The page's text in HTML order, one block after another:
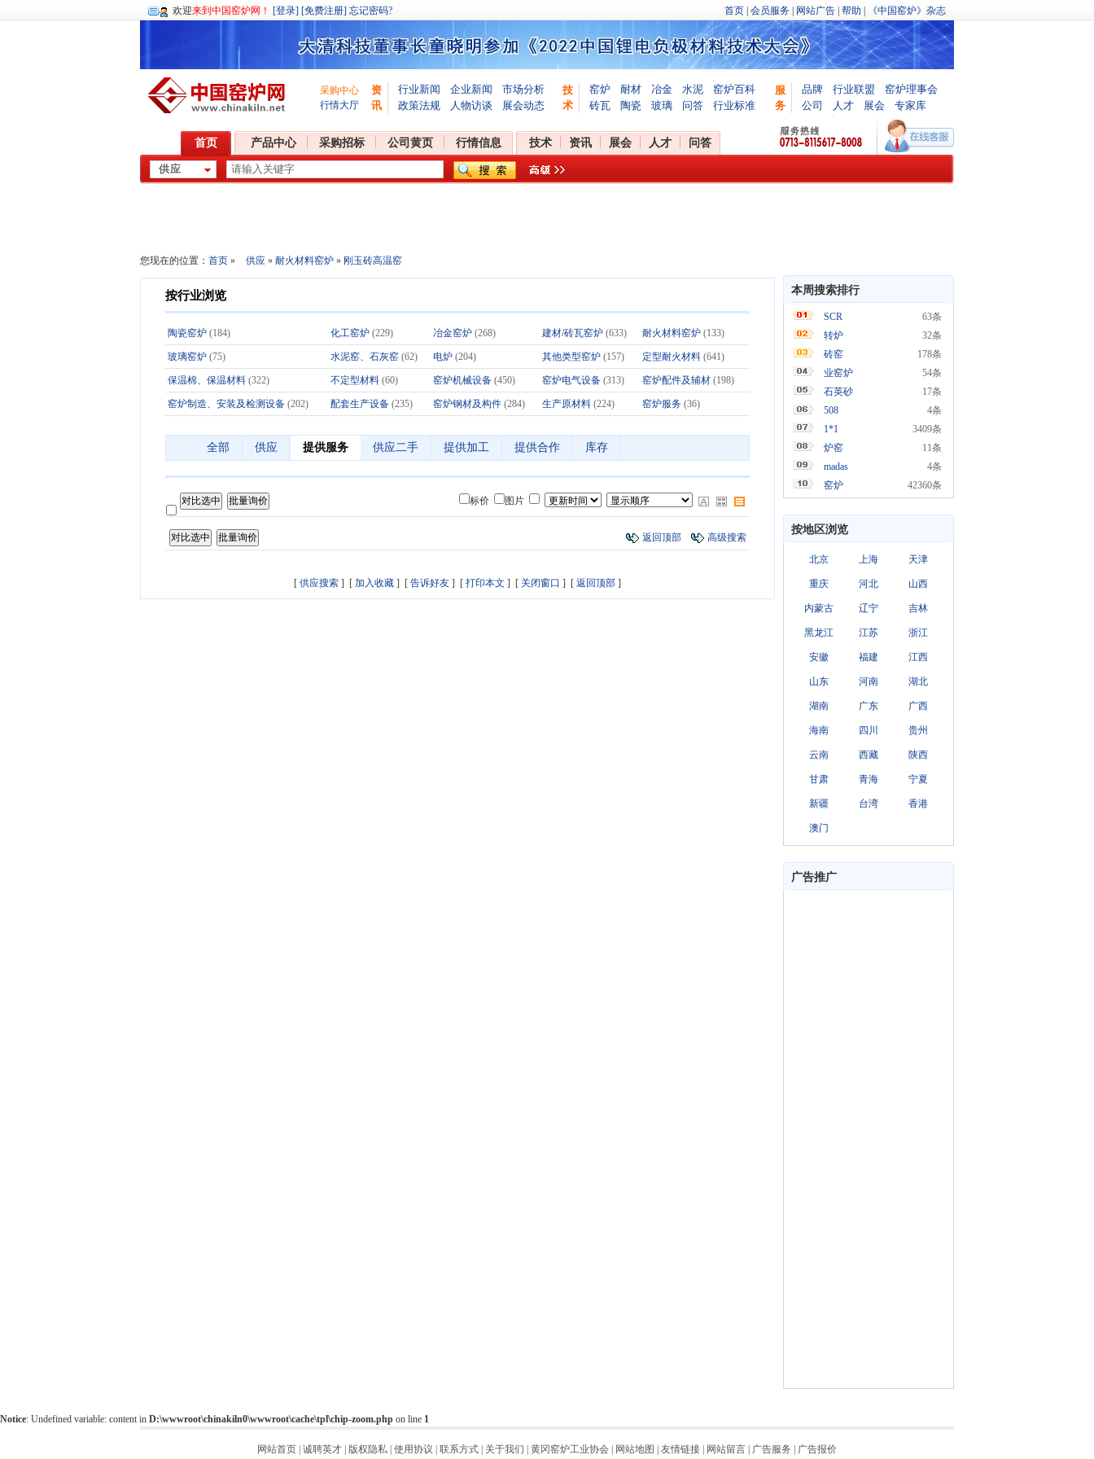
欢迎来到中国窑炉网！ [登录] [免费注册] 忘记密码? 首页 会员服务 网站广告 帮助 《中国窑炉》杂志
采购中心
行情大厅
资
讯
行业新闻 企业新闻
市场分析
政策法规
人物访谈 展会动态
技
术
窑炉 耐材 冶金 水泥
窑炉百科
砖瓦
陶瓷 玻璃 问答 行业标准
服
务
品牌 行业联盟
窑炉理事会
公司
人才 展会 专家库
首页 产品中心 采购招标 公司黄页 行情信息 技术 资讯 展会 人才 问答
您现在的位置： 首页 » 供应 » 耐火材料窑炉 » 刚玉砖高温窑
按行业浏览
陶瓷窑炉 (184) 化工窑炉 (229) 冶金窑炉 (268) 建材/砖瓦窑炉 (633) 耐火材料窑炉 (133)
玻璃窑炉 (75) 水泥窑、石灰窑 (62) 电炉 (204) 其他类型窑炉 (157) 定型耐火材料 (641)
保温棉、保温材料 (322) 不定型材料 (60) 窑炉机械设备 (450) 窑炉电气设备 (313) 窑炉配件及辅材 (198)
窑炉制造、安装及检测设备 (202) 配套生产设备 (235) 窑炉钢材及构件 (284) 生产原材料 (224) 窑炉服务 (36)
全部 供应 提供服务 供应二手 提供加工 提供合作 库存
标价 图片
返回顶部 高级搜索
[ 供应搜索 ] [ 加入收藏 ] [ 告诉好友 ] [ 打印本文 ] [ 关闭窗口 ] [ 返回顶部 ]
本周搜索排行
63条
SCR
32条
转炉
178条
砖窑
54条
业窑炉
17条
石英砂
4条
508
3409条
1*1
11条
炉窑
4条
madas
42360条
窑炉
按地区浏览
北京 上海 天津
重庆 河北 山西
内蒙古 辽宁 吉林
黑龙江 江苏 浙江
安徽 福建 江西
山东 河南 湖北
湖南 广东 广西
海南 四川 贵州
云南 西藏 陕西
甘肃 青海 宁夏
新疆 台湾 香港
澳门
广告推广
Notice: Undefined variable: content in D:\wwwroot\chinakiln0\wwwroot\cache\tpl\chip-zoom.php on line 1
网站首页 诚聘英才 版权隐私 使用协议 联系方式 关于我们 黄冈窑炉工业协会 网站地图 友情链接 网站留言 广告服务 广告报价